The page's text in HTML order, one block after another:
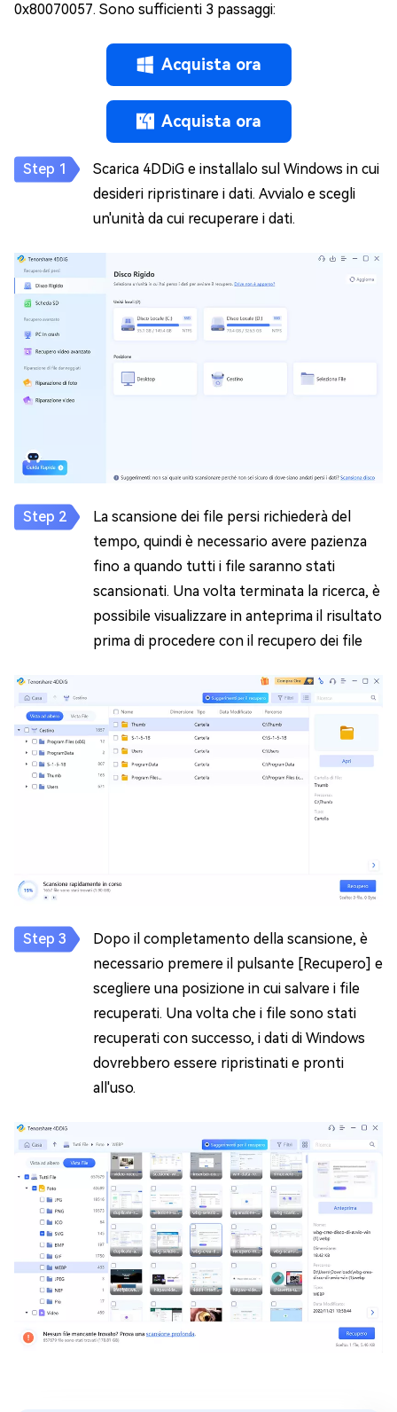
0x80070057. Sono sufficienti 3 passaggi:
Acquista ora
Acquista ora
Scarica 4DDiG e installalo sul Windows in cui
desideri ripristinare i dati. Avvialo e scegli
un'unità da cui recuperare i dati.
La scansione dei file persi richiederà del
tempo, quindi è necessario avere pazienza
fino a quando tutti i file saranno stati
scansionati. Una volta terminata la ricerca, è
possibile visualizzare in anteprima il risultato
prima di procedere con il recupero dei file
Dopo il completamento della scansione, è
necessario premere il pulsante [Recupero] e
scegliere una posizione in cui salvare i file
recuperati. Una volta che i file sono stati
recuperati con successo, i dati di Windows
dovrebbero essere ripristinati e pronti
all'uso.